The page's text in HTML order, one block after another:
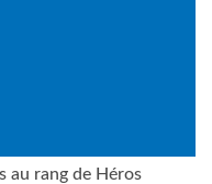
au rang de Héros